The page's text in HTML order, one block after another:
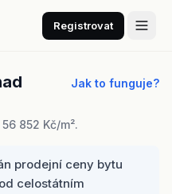
Registrovat
Jak to funguje?
852 Kč/m².
prodejní ceny bytu
celostátním